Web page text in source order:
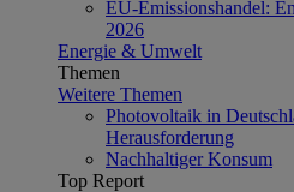
EU-Emissionshandel:
2026
Energie & Umwelt
Themen
Weitere Themen
Photovoltaik in
Herausforderung
Nachhaltiger Konsum
Top Report